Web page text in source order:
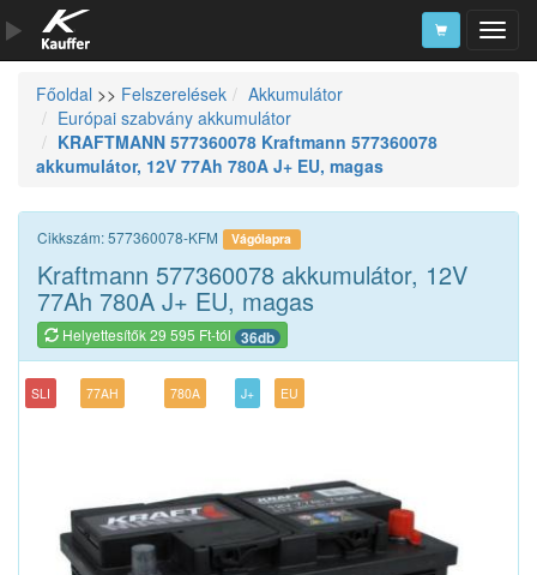
Szerszámkatalógus
Kosár
Főoldal >> Felszerelések
Akkumulátor
Európai szabvány akkumulátor
KRAFTMANN 577360078 Kraftmann 577360078
akkumulátor, 12V 77Ah 780A J+ EU, magas
Cikkszám: 577360078-KFM Vágólapra
Kraftmann 577360078 akkumulátor, 12V
77Ah 780A J+ EU, magas
Helyettesítők 29 595 Ft-tól 36db
SLI 77AH 780A J+ EU